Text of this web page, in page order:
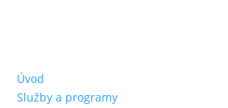
Úvod
Služby a programy